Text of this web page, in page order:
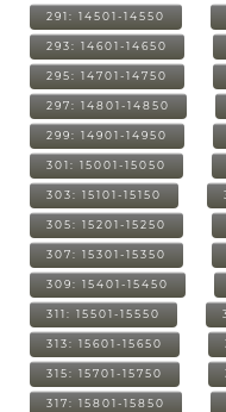
291: 14501-14550
293: 14601-14650
295: 14701-14750
297: 14801-14850
299: 14901-14950
301: 15001-15050
303: 15101-15150
305: 15201-15250
307: 15301-15350
309: 15401-15450
311: 15501-15550
313: 15601-15650
315: 15701-15750
317: 15801-15850